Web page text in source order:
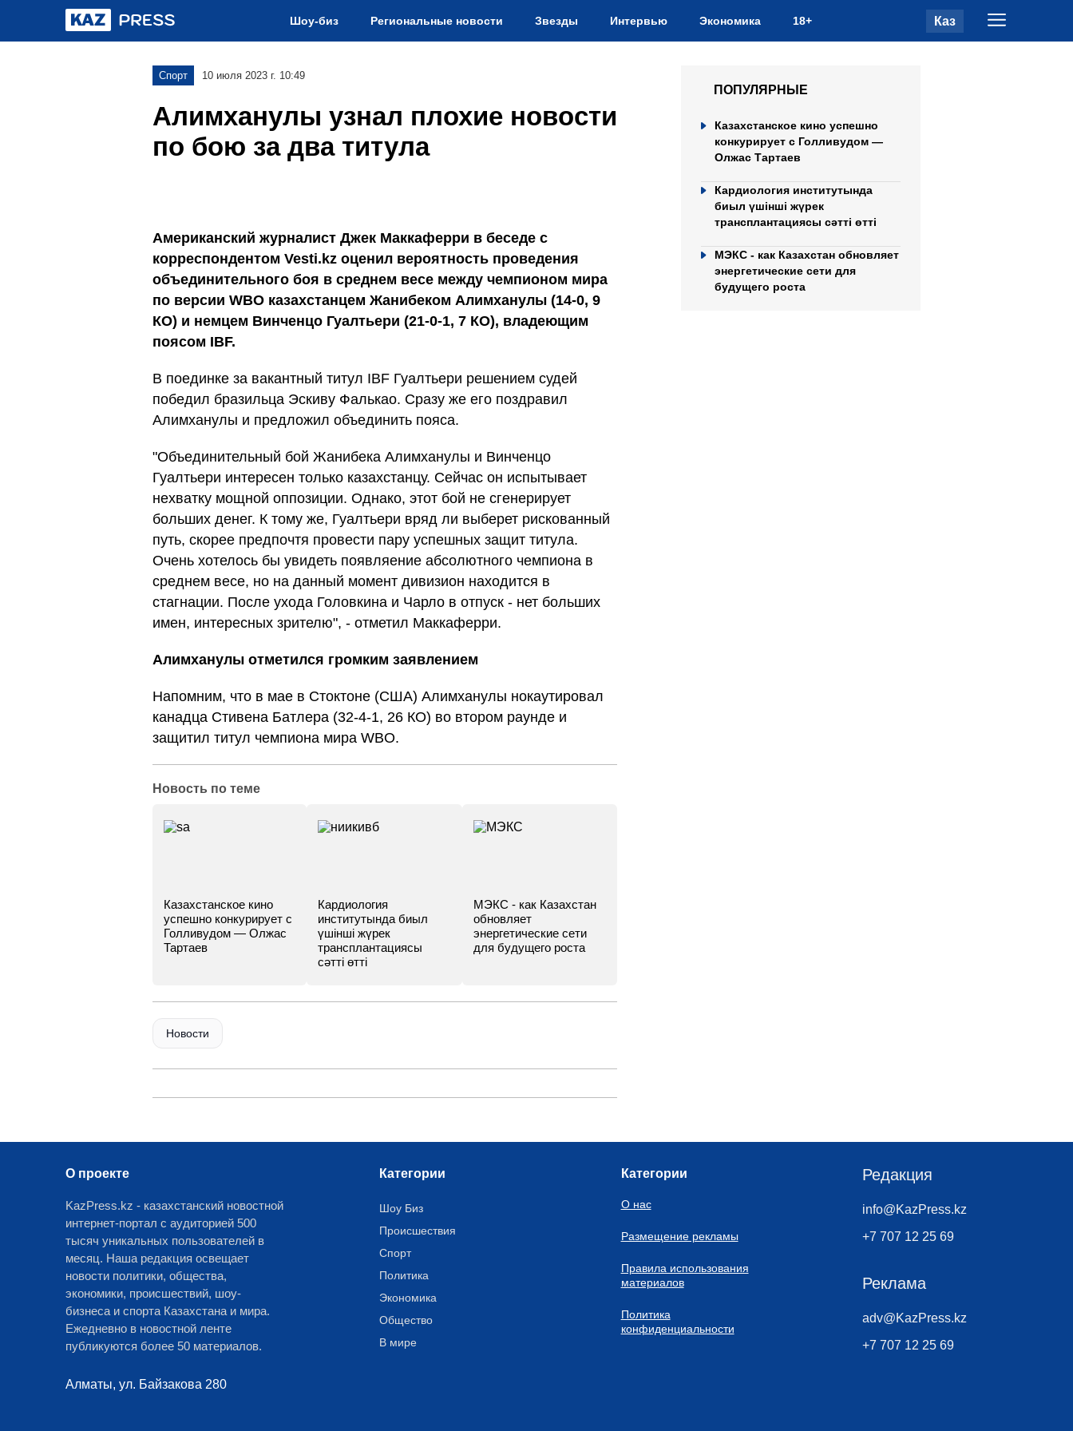
Шоу-биз Региональные новости Звезды Интервью Экономика 18+ Каз
Спорт 10 июля 2023 г. 10:49
Алимханулы узнал плохие новости
по бою за два титула
Американский журналист Джек Маккаферри в беседе с
корреспондентом Vesti.kz оценил вероятность проведения
объединительного боя в среднем весе между чемпионом мира
по версии WBO казахстанцем Жанибеком Алимханулы (14-0, 9
КО) и немцем Винченцо Гуалтьери (21-0-1, 7 КО), владеющим
поясом IBF.
В поединке за вакантный титул IBF Гуалтьери решением судей
победил бразильца Эскиву Фалькао. Сразу же его поздравил
Алимханулы и предложил объединить пояса.
"Объединительный бой Жанибека Алимханулы и Винченцо
Гуалтьери интересен только казахстанцу. Сейчас он испытывает
нехватку мощной оппозиции. Однако, этот бой не сгенерирует
больших денег. К тому же, Гуалтьери вряд ли выберет рискованный
путь, скорее предпочтя провести пару успешных защит титула.
Очень хотелось бы увидеть появляение абсолютного чемпиона в
среднем весе, но на данный момент дивизион находится в
стагнации. После ухода Головкина и Чарло в отпуск - нет больших
имен, интересных зрителю", - отметил Маккаферри.
Алимханулы отметился громким заявлением
Напомним, что в мае в Стоктоне (США) Алимханулы нокаутировал
канадца Стивена Батлера (32-4-1, 26 КО) во втором раунде и
защитил титул чемпиона мира WBO.
Новость по теме
Казахстанское кино
успешно конкурирует с
Голливудом — Олжас
Тартаев
Кардиология
институтында биыл
үшінші жүрек
трансплантациясы
сәтті өтті
МЭКС - как Казахстан
обновляет
энергетические сети
для будущего роста
Новости
ПОПУЛЯРНЫЕ
Казахстанское кино успешно
конкурирует с Голливудом —
Олжас Тартаев
Кардиология институтында
биыл үшінші жүрек
трансплантациясы сәтті өтті
МЭКС - как Казахстан обновляет
энергетические сети для
будущего роста
О проекте
KazPress.kz - казахстанский новостной
интернет-портал с аудиторией 500
тысяч уникальных пользователей в
месяц. Наша редакция освещает
новости политики, общества,
экономики, происшествий, шоу-
бизнеса и спорта Казахстана и мира.
Ежедневно в новостной ленте
публикуются более 50 материалов.
Алматы, ул. Байзакова 280
Категории
Шоу Биз
Происшествия
Спорт
Политика
Экономика
Общество
В мире
Категории
О нас
Размещение рекламы
Правила использования
материалов
Политика
конфиденциальности
Редакция
info@KazPress.kz
+7 707 12 25 69
Реклама
adv@KazPress.kz
+7 707 12 25 69